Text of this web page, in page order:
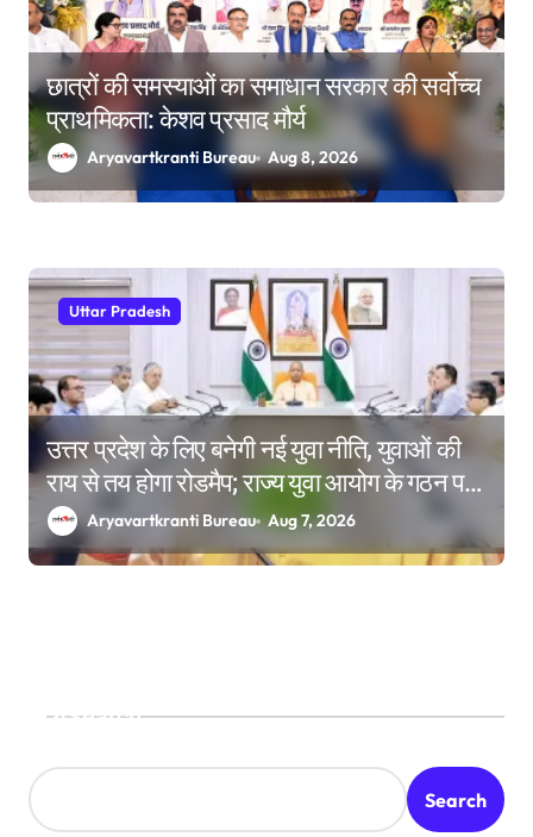
छात्रों की समस्याओं का समाधान सरकार की सर्वोच्च
प्राथमिकता: केशव प्रसाद मौर्य
Aryavartkranti Bureau Aug 8, 2026
Uttar Pradesh
उत्तर प्रदेश के लिए बनेगी नई युवा नीति, युवाओं की
राय से तय होगा रोडमैप; राज्य युवा आयोग के गठन पर
भी मंथनAryavartkranti Bureau Aug 7, 2026
Search
Search